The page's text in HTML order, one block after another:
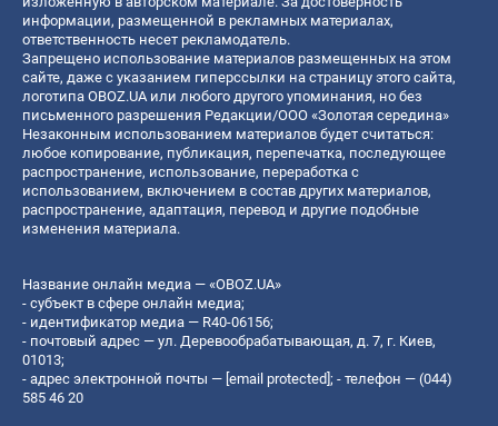
информации, размещенной в рекламных материалах,
ответственность несет рекламодатель.
Запрещено использование материалов размещенных на этом
сайте, даже с указанием гиперссылки на страницу этого сайта,
логотипа OBOZ.UA или любого другого упоминания, но без
письменного разрешения Редакции/ООО «Золотая середина»
Незаконным использованием материалов будет считаться:
любое копирование, публикация, перепечатка, последующее
распространение, использование, переработка с
использованием, включением в состав других материалов,
распространение, адаптация, перевод и другие подобные
изменения материала.
Название онлайн медиа — «OBOZ.UA»
- субъект в сфере онлайн медиа;
- идентификатор медиа — R40-06156;
- почтовый адрес — ул. Деревообрабатывающая, д. 7, г. Киев,
01013;
- адрес электронной почты — [email protected] ; - телефон — (044)
585 46 20